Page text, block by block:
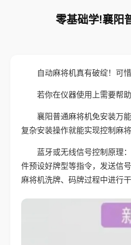
零基础学!襄阳
自动麻将机真有破绽！可
若你在仪器使用上需要帮
襄阳普通麻将机免安装万
复杂安装操作就能实现控制麻
蓝牙或无线信号控制原理
件预设好牌型等指令，发送信
麻将机洗牌、码牌过程中进行